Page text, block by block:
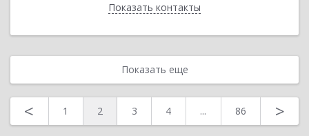
Показать контакты
Назад
Показать еще
< 1 2 3 4 ... 86 >